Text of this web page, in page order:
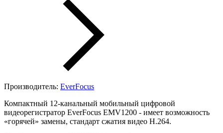
Производитель: EverFocus
Компактный 12-канальный мобильный цифровой
видеорегистратор EverFocus EMV1200 - имеет возможность
«горячей» замены, стандарт сжатия видео H.264.